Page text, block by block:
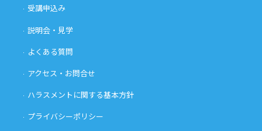
受講申込み
説明会・見学
よくある質問
アクセス・お問合せ
ハラスメントに関する基本方針
プライバシーポリシー